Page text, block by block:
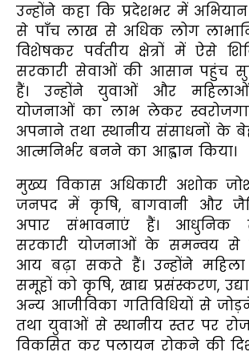
उन्होंने कहा कि प्रदेशभर में
से पाँच लाख से अधिक लोग
विशेषकर पर्वतीय क्षेत्रों में ऐसे
सरकारी सेवाओं की आसान पहुंच
हैं। उन्होंने युवाओं और
योजनाओं का लाभ लेकर
अपनाने तथा स्थानीय संसाधनों के
आत्मनिर्भर बनने का आह्वान किया।
मुख्य विकास अधिकारी अशोक
जनपद में कृषि, बागवानी और
अपार संभावनाएं हैं।
सरकारी योजनाओं के समन्वय से
आय बढ़ा सकते हैं। उन्होंने महिला
समूहों को कृषि, खाद्य प्रसंस्करण,
अन्य आजीविका गतिविधियों से
तथा युवाओं से स्थानीय स्तर पर
विकसित कर पलायन रोकने की